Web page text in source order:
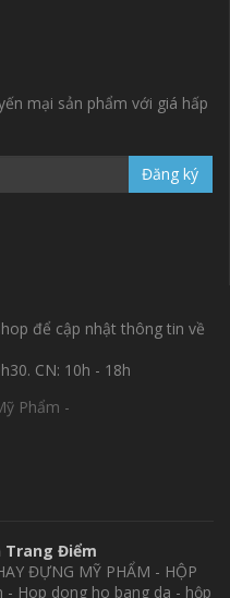
mại sản phẩm với giá hấp
Đăng ký
để cập nhật thông tin về
CN: 10h - 18h
Phẩm -
Trang Điểm
ĐỰNG MỸ PHẨM - HỘP
Hop dong ho bang da - hộp